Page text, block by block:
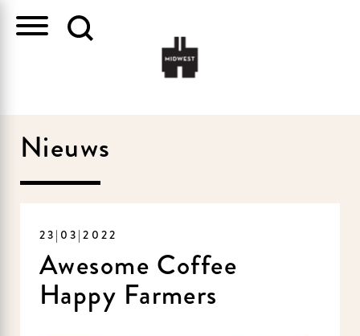
Nieuws
23|03|2022
Awesome Coffee
Happy Farmers